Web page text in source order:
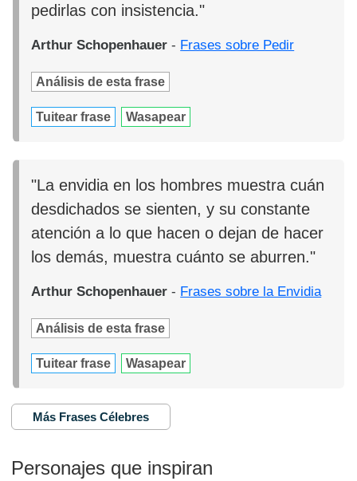
pedirlas con insistencia."
Arthur Schopenhauer - Frases sobre Pedir
Análisis de esta frase
Tuitear frase Wasapear
"La envidia en los hombres muestra cuán
desdichados se sienten, y su constante
atención a lo que hacen o dejan de hacer
los demás, muestra cuánto se aburren."
Arthur Schopenhauer - Frases sobre la Envidia
Análisis de esta frase
Tuitear frase Wasapear
Más Frases Célebres
Personajes que inspiran